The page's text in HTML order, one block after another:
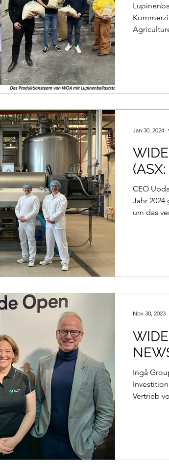
CEO
Jahr
um das
Jan 30, 2024
Ingå
Vertrieb
Nov 30, 2023